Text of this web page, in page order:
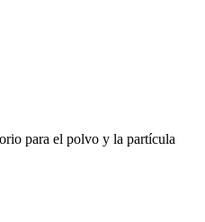
para el polvo y la partícula